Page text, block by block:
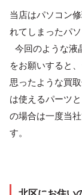
当店はパソコン
れてしまったパ
今回のような液
をお願いすると
思ったような買
は使えるパーツ
の場合は一度当
す。